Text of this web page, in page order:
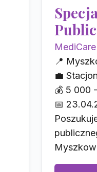
📍
💼
💰 5 000
📅